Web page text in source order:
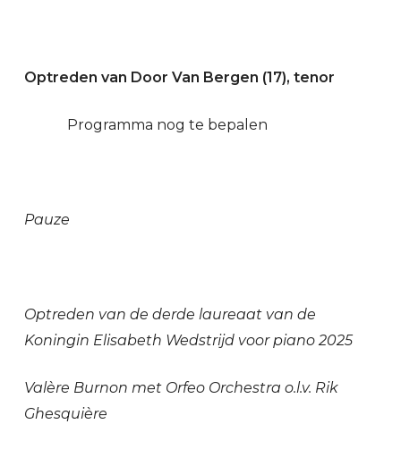
Optreden van Door Van Bergen (17), tenor
Programma nog te bepalen
Pauze
Optreden van de derde laureaat van de
Koningin Elisabeth Wedstrijd voor piano 2025
Valère Burnon met Orfeo Orchestra o.l.v. Rik
Ghesquière